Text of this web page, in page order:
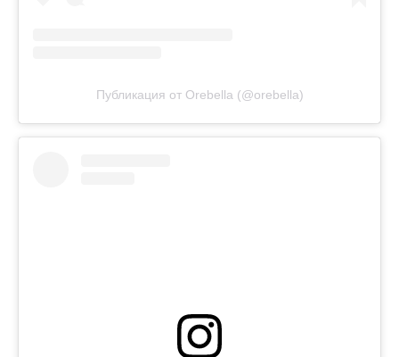
Публикация от Orebella (@orebella)